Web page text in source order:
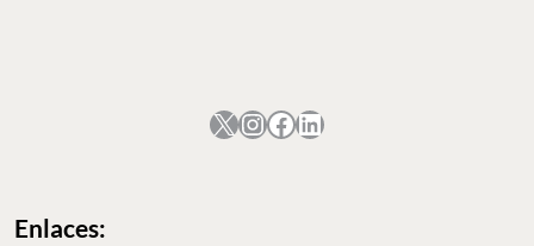
Enlaces: